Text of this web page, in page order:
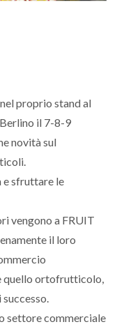
proprio stand al
il 7-8-9
novità sul
e sfruttare le
vengono a FRUIT
il loro
quello ortofrutticolo,
settore commerciale